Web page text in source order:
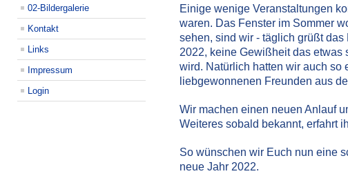
02-Bildergalerie
Kontakt
Links
Impressum
Login
Einige wenige Veranstaltungen
waren. Das Fenster im Sommer
sehen, sind wir - täglich grüßt
2022, keine Gewißheit das etwas
wird. Natürlich hatten wir auch so
liebgewonnenen Freunden aus
Wir machen einen neuen Anlauf
Weiteres sobald bekannt, erfahrt
So wünschen wir Euch nun eine
neue Jahr 2022.